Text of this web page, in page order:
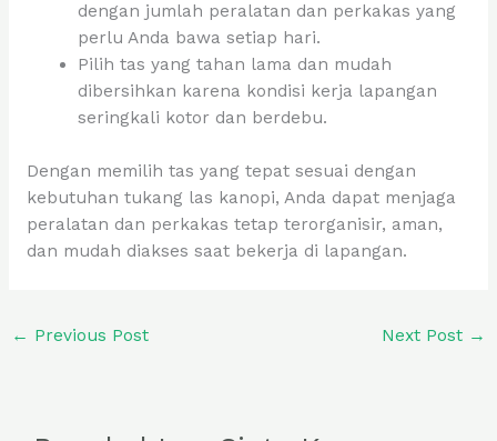
dengan jumlah peralatan dan perkakas yang
perlu Anda bawa setiap hari.
Pilih tas yang tahan lama dan mudah
dibersihkan karena kondisi kerja lapangan
seringkali kotor dan berdebu.
Dengan memilih tas yang tepat sesuai dengan
kebutuhan tukang las kanopi, Anda dapat menjaga
peralatan dan perkakas tetap terorganisir, aman,
dan mudah diakses saat bekerja di lapangan.
← Previous Post Next Post →